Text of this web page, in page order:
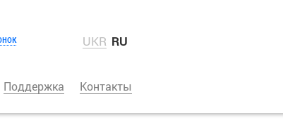
UKR RU
Поддержка Контакты